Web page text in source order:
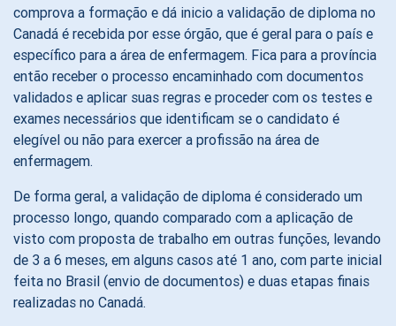
comprova a formação e dá inicio a validação de diploma no
Canadá é recebida por esse órgão, que é geral para o país e
específico para a área de enfermagem. Fica para a província
então receber o processo encaminhado com documentos
validados e aplicar suas regras e proceder com os testes e
exames necessários que identificam se o candidato é
elegível ou não para exercer a profissão na área de
enfermagem.
De forma geral, a validação de diploma é considerado um
processo longo, quando comparado com a aplicação de
visto com proposta de trabalho em outras funções, levando
de 3 a 6 meses, em alguns casos até 1 ano, com parte inicial
feita no Brasil (envio de documentos) e duas etapas finais
realizadas no Canadá.